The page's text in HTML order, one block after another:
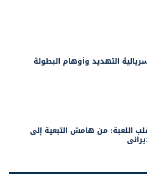
سريالية التهديد وأوهام البطولة
اللعبة: من هامش التبعية إلى